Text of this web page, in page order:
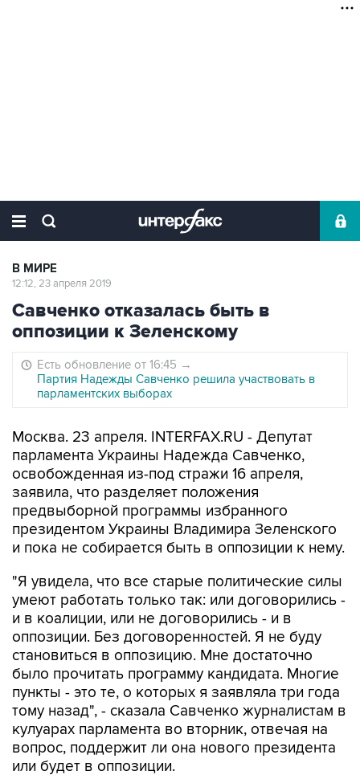
В МИРЕ
12:12, 23 апреля 2019
Савченко отказалась быть в
оппозиции к Зеленскому
Есть обновление от 16:45 →
Партия Надежды Савченко решила участвовать в
парламентских выборах
Москва. 23 апреля. INTERFAX.RU - Депутат
парламента Украины Надежда Савченко,
освобожденная из-под стражи 16 апреля,
заявила, что разделяет положения
предвыборной программы избранного
президентом Украины Владимира Зеленского
и пока не собирается быть в оппозиции к нему.
"Я увидела, что все старые политические силы
умеют работать только так: или договорились -
и в коалиции, или не договорились - и в
оппозиции. Без договоренностей. Я не буду
становиться в оппозицию. Мне достаточно
было прочитать программу кандидата. Многие
пункты - это те, о которых я заявляла три года
тому назад", - сказала Савченко журналистам в
кулуарах парламента во вторник, отвечая на
вопрос, поддержит ли она нового президента
или будет в оппозиции.